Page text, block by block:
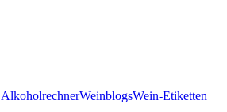
WeinblogsWein-Etiketten